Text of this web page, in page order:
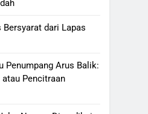
Bersyarat dari Lapas
Penumpang Arus Balik:
Pencitraan